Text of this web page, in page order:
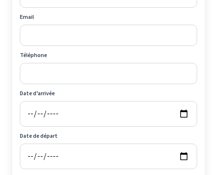
Email
Téléphone
Date d’arrivée
Date de départ